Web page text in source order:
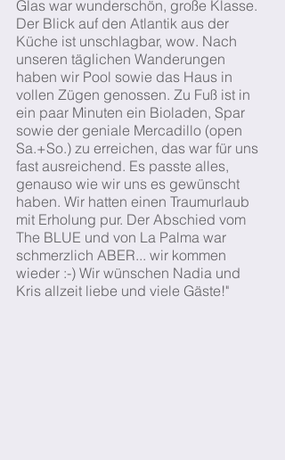
Glas war wunderschön, große Klasse.
Der Blick auf den Atlantik aus der
Küche ist unschlagbar, wow. Nach
unseren täglichen Wanderungen
haben wir Pool sowie das Haus in
vollen Zügen genossen. Zu Fuß ist in
ein paar Minuten ein Bioladen, Spar
sowie der geniale Mercadillo (open
Sa.+So.) zu erreichen, das war für uns
fast ausreichend. Es passte alles,
genauso wie wir uns es gewünscht
haben. Wir hatten einen Traumurlaub
mit Erholung pur. Der Abschied vom
The BLUE und von La Palma war
schmerzlich ABER... wir kommen
wieder :-) Wir wünschen Nadia und
Kris allzeit liebe und viele Gäste!"